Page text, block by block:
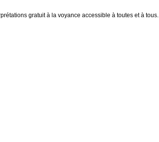
gratuit à la voyance accessible à toutes et à tous.